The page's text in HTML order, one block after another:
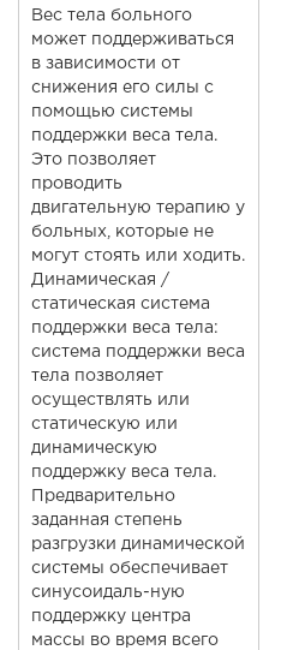
Вес тела больного
может поддерживаться
в зависимости от
снижения его силы с
помощью системы
поддержки веса тела.
Это позволяет
проводить
двигательную терапию у
больных, которые не
могут стоять или ходить.
Динамическая /
статическая система
поддержки веса тела:
система поддержки веса
тела позволяет
осуществлять или
статическую или
динамическую
поддержку веса тела.
Предварительно
заданная степень
разгрузки динамической
системы обеспечивает
синусоидаль-ную
поддержку центра
массы во время всего